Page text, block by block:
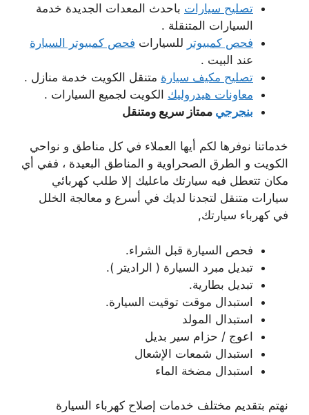
تصليح سيارات باحدث المعدات الجديدة خدمة
السيارات المتنقلة .
فحص كمبيوتر للسيارات فحص كمبيوتر السيارة
عند البيت .
تصليح مكيف سيارة متنقل الكويت خدمة منازل .
معاونات هيدروليك الكويت لجميع السيارات .
بنجرجي ممتاز سريع ومتنقل
خدماتنا نوفرها لكم أيها العملاء في كل مناطق و نواحي
الكويت و الطرق الصحراوية و المناطق البعيدة ، ففي أي
مكان تتعطل فيه سيارتك ماعليك إلا طلب كهربائي
سيارات متنقل لتجدنا لديك في أسرع و معالجة الخلل
في كهرباء سيارتك,
فحص السيارة قبل الشراء.
تبديل مبرد السيارة ( الراديتر ).
تبديل بطارية.
استبدال موقت توقيت السيارة.
استبدال المولد
اعوج / حزام سير بديل
استبدال شمعات الإشعال
استبدال مضخة الماء
نهتم بتقديم مختلف خدمات إصلاح كهرباء السيارة